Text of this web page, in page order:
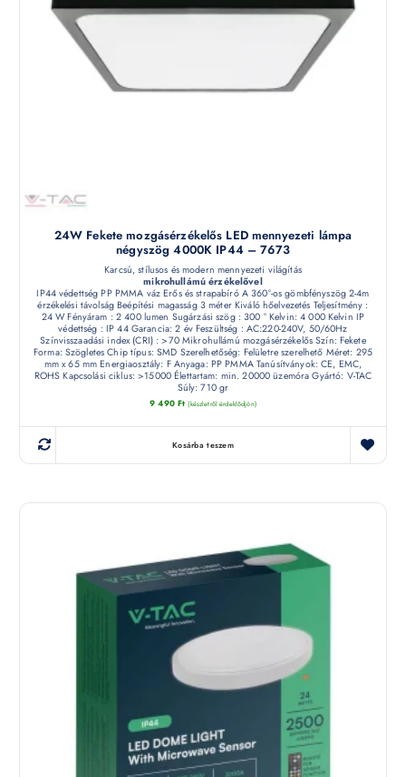
24W Fekete mozgásérzékelős LED mennyezeti lámpa
négyszög 4000K IP44 – 7673
Karcsú, stílusos és modern mennyezeti világítás
mikrohullámú érzékelővel
IP44 védettség PP PMMA váz Erős és strapabíró A 360°-os gömbfényszög 2-4m
érzékelési távolság Beépítési magasság 3 méter Kiváló hőelvezetés Teljesítmény :
24 W Fényáram : 2 400 lumen Sugárzási szög : 300 ° Kelvin: 4 000 Kelvin IP
védettség : IP 44 Garancia: 2 év Feszültség : AC:220-240V, 50/60Hz
Színvisszaadási index (CRI) : >70 Mikrohullámú mozgásérzékelős Szín: Fekete
Forma: Szögletes Chip típus: SMD Szerelhetőség: Felületre szerelhető Méret: 295
mm x 65 mm Energiaosztály: F Anyaga: PP PMMA Tanúsítványok: CE, EMC,
ROHS Kapcsolási ciklus: >15000 Élettartam: min. 20000 üzemóra Gyártó: V-TAC
Súly: 710 gr
9 490 Ft (készletről érdeklődjön)
Kosárba teszem